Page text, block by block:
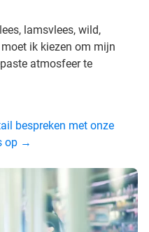
lamsvlees, wild,
ik kiezen om mijn
atmosfeer te
bespreken met onze
op →